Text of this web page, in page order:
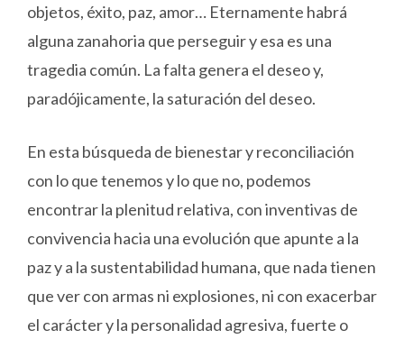
objetos, éxito, paz, amor… Eternamente habrá
alguna zanahoria que perseguir y esa es una
tragedia común. La falta genera el deseo y,
paradójicamente, la saturación del deseo.
En esta búsqueda de bienestar y reconciliación
con lo que tenemos y lo que no, podemos
encontrar la plenitud relativa, con inventivas de
convivencia hacia una evolución que apunte a la
paz y a la sustentabilidad humana, que nada tienen
que ver con armas ni explosiones, ni con exacerbar
el carácter y la personalidad agresiva, fuerte o